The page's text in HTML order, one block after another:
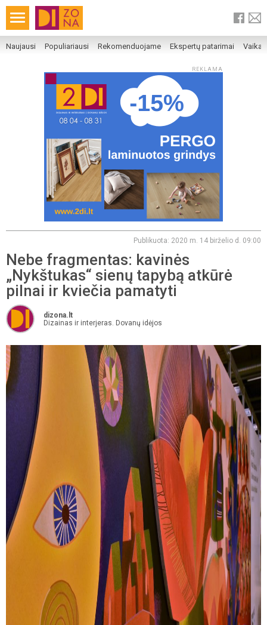
Naujausi Populiariausi Rekomenduojame Ekspertų patarimai
REKLAMA
Publikuota: 2020 m. 14 birželio d. 09:00
Nebe fragmentas: kavinės
„Nykštukas“ sienų tapybą atkūrė
pilnai ir kviečia pamatyti
dizona.lt
Dizainas ir interjeras. Dovanų idėjos